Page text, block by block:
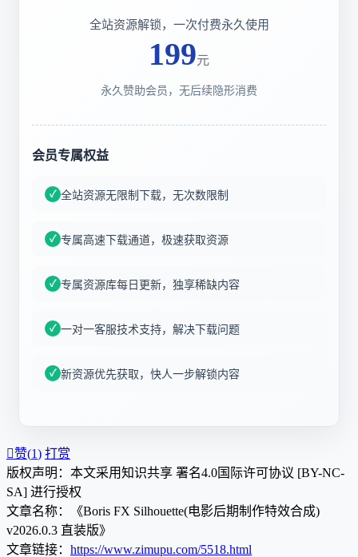
全站资源解锁，一次付费永久使用
199元
永久赞助会员，无后续隐形消费
会员专属权益
全站资源无限制下载，无次数限制
专属高速下载通道，极速获取资源
专属资源库每日更新，独享稀缺内容
一对一客服技术支持，解决下载问题
新资源优先获取，快人一步解锁内容
赞(1) 打赏
版权声明：本文采用知识共享 署名4.0国际许可协议 [BY-NC-
SA] 进行授权
文章名称：《Boris FX Silhouette(电影后期制作特效合成)
v2026.0.3 直装版》
文章链接： https://www.zimupu.com/5518.html